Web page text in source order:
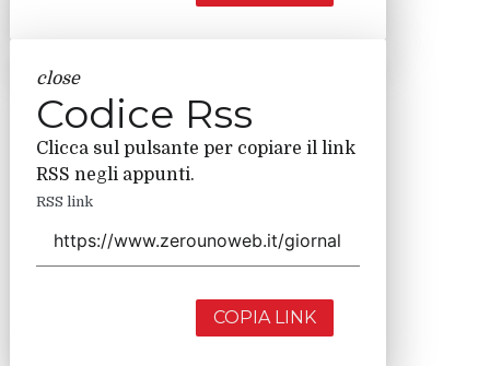
close
Codice Rss
Clicca sul pulsante per copiare il link
RSS negli appunti.
RSS link
COPIA LINK